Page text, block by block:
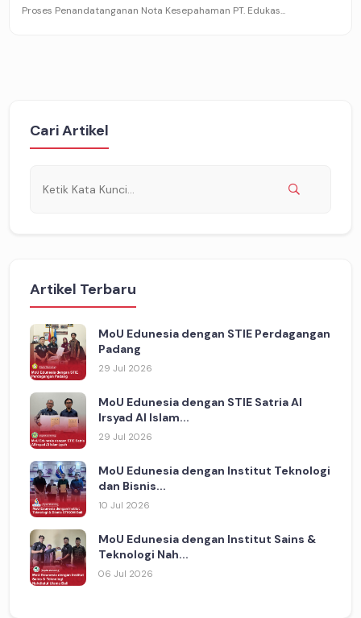
Proses Penandatanganan Nota Kesepahaman PT. Edukas...
Cari Artikel
Artikel Terbaru
MoU Edunesia dengan STIE Perdagangan
Padang
29 Jul 2026
MoU Edunesia dengan STIE Satria Al
Irsyad Al Islam...
29 Jul 2026
MoU Edunesia dengan Institut Teknologi
dan Bisnis...
10 Jul 2026
MoU Edunesia dengan Institut Sains &
Teknologi Nah...
06 Jul 2026